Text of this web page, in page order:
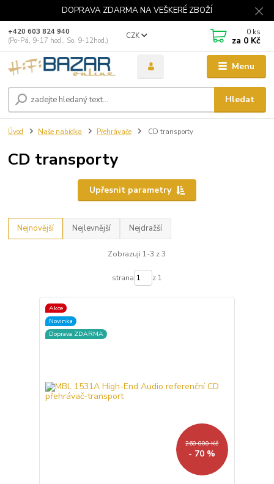
DOPRAVA ZDARMA NA VEŠKERÉ ZBOŽÍ
Menu
CZK
Hledat
+420 603 824 940
(Po-Pá, 9-17 hod., So, 9-12hod.)
0 ks
za 0 Kč
Úvod Naše nabídka Přehrávače CD transporty
CD transporty
Upřesnit parametry
Nejnovější Nejlevnější Nejdražší
Zobrazuji 1-3 z 3
strana z 1
Akce
Novinka
Doprava ZDARMA
260 000 Kč
- 70 %